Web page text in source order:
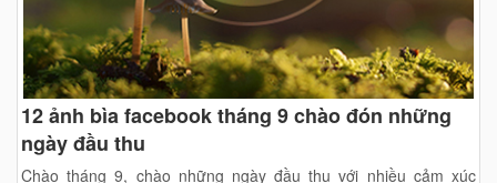
12 ảnh bìa facebook tháng 9 chào đón những
ngày đầu thu
Chào tháng 9, chào những ngày đầu thu với nhiều cảm xúc